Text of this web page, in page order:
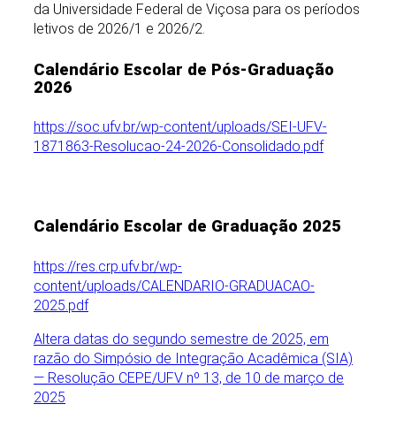
da Universidade Federal de Viçosa para os períodos
letivos de 2026/1 e 2026/2.
Calendário Escolar de Pós-Graduação
2026
https://soc.ufv.br/wp-content/uploads/SEI-UFV-
1871863-Resolucao-24-2026-Consolidado.pdf
Calendário Escolar de Graduação 2025
https://res.crp.ufv.br/wp-
content/uploads/CALENDARIO-GRADUACAO-
2025.pdf
Altera datas do segundo semestre de 2025, em
razão do Simpósio de Integração Acadêmica (SIA)
— Resolução CEPE/UFV nº 13, de 10 de março de
2025